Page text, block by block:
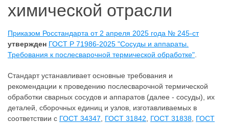
химической отрасли
Приказом Росстандарта от 2 апреля 2025 года № 245-ст
утвержден ГОСТ Р 71986-2025 "Сосуды и аппараты.
Требования к послесварочной термической обработке"
Стандарт устанавливает основные требования и
рекомендации к проведению послесварочной термической
обработки сварных сосудов и аппаратов (далее - сосуды), их
деталей, сборочных единиц и узлов, изготавливаемых в
соответствии с ГОСТ 34347 ГОСТ 31842 ГОСТ 31838 ГОСТ